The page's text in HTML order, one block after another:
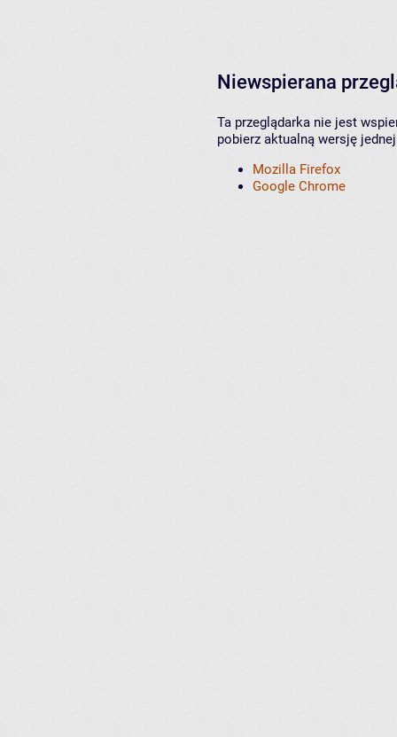
Niewspierana
Ta przeglądarka nie jest
pobierz aktualną wersję
Mozilla Firefox
Google Chrome